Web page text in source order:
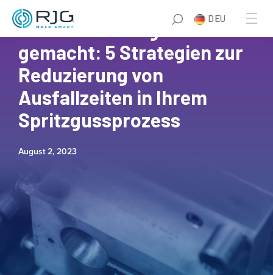
DEU
Fehlerbehebung leicht
gemacht: 5 Strategien zur
Reduzierung von
Ausfallzeiten in Ihrem
Spritzgussprozess
August 2, 2023